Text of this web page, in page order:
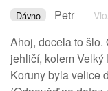
Dávno Petr
Ahoj, docela to šlo.
jehličí, kolem
Koruny byla velice